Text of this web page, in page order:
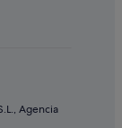
Agencia